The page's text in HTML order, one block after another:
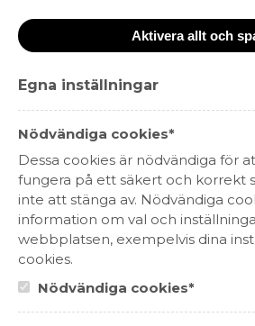
PERSONUPPGIFTSPOLICY
Morningstar Brands | Tulegatan 4, 113 53
info@morningstarbrands.se
Aktivera allt och
Egna inställningar
Nödvändiga cookies*
Dessa cookies är nödvändiga för
fungera på ett säkert och korrekt
inte att stänga av. Nödvändiga
information om val och
webbplatsen, exempelvis dina
cookies.
Nödvändiga cookies*